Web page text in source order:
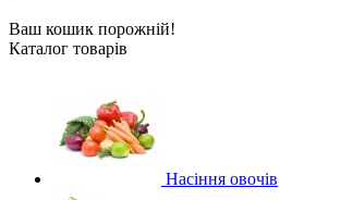
Ваш кошик порожній!
Каталог товарів
Насіння овочів